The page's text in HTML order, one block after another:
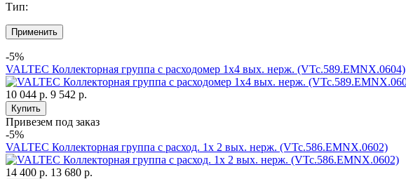
Тип:
Применить
-5%
VALTEC Коллекторная группа с расходомер 1х4 вых. нерж. (VTc.589.EMNX.0604)
10 044 р. 9 542 р.
Купить
Привезем под заказ
-5%
VALTEC Коллекторная группа с расход. 1х 2 вых. нерж. (VTc.586.EMNX.0602)
14 400 р. 13 680 р.